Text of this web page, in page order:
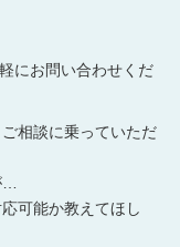
にお問い合わせくだ
相談に乗っていただ
…
可能か教えてほし